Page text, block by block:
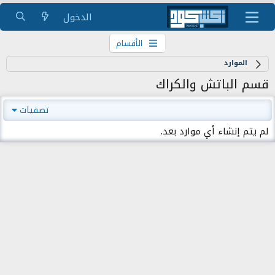
الدخول
الأقسام
الموارد
قسم الباتش والكراك
تصفيات
لم يتم إنشاء أي موارد بعد.